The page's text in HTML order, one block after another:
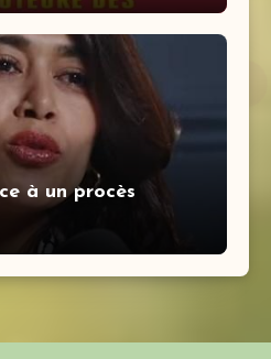
à un procès